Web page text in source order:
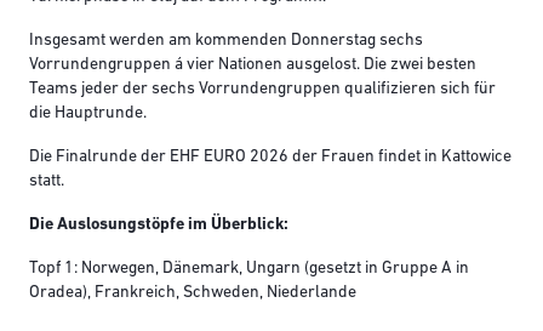
Insgesamt werden am kommenden Donnerstag sechs
Vorrundengruppen á vier Nationen ausgelost. Die zwei besten
Teams jeder der sechs Vorrundengruppen qualifizieren sich für
die Hauptrunde.
Die Finalrunde der EHF EURO 2026 der Frauen findet in Kattowice
statt.
Die Auslosungstöpfe im Überblick:
Topf 1: Norwegen, Dänemark, Ungarn (gesetzt in Gruppe A in
Oradea), Frankreich, Schweden, Niederlande